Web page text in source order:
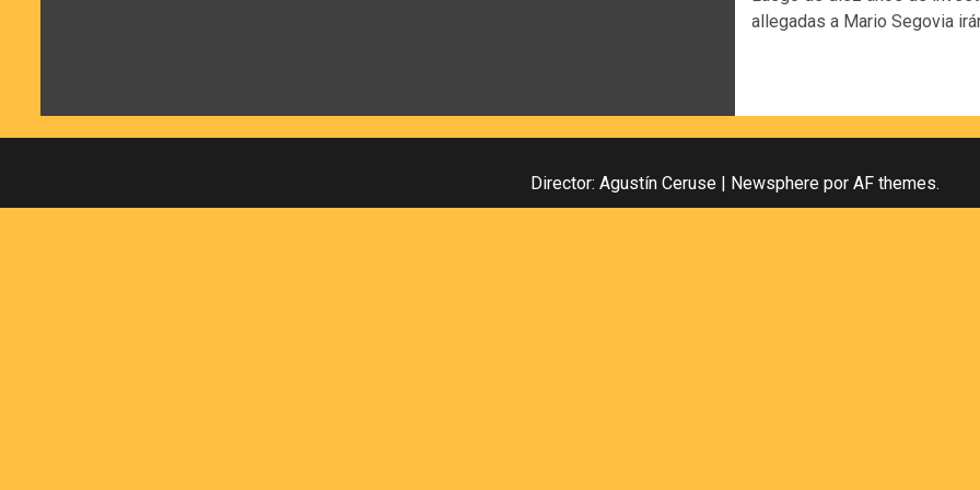
allegadas a Mario Segovia
Director: Agustín Ceruse | Newsphere por AF themes.